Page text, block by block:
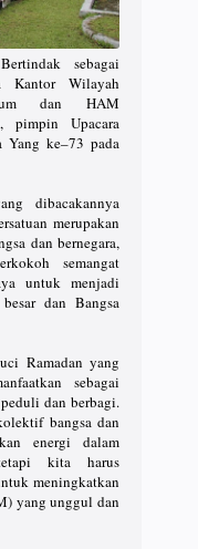
sebagai
Kantor Wilayah
dan HAM
pimpin Upacara
Yang ke–73 pada
dibacakannya
merupakan
dan bernegara,
semangat
untuk menjadi
dan Bangsa
Ramadan yang
sebagai
dan berbagi.
bangsa dan
energi dalam
kita harus
meningkatkan
yang unggul dan